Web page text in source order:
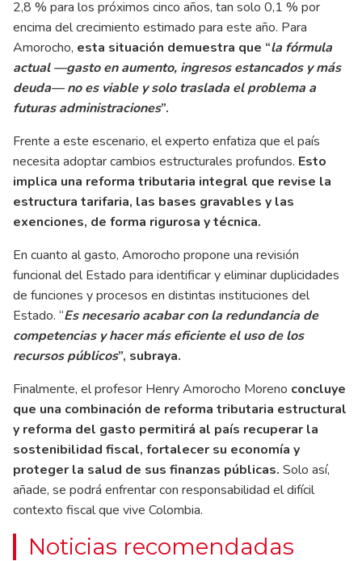
2,8 % para los próximos cinco años, tan solo 0,1 % por
encima del crecimiento estimado para este año. Para
Amorocho, esta situación demuestra que “la fórmula
actual —gasto en aumento, ingresos estancados y más
deuda— no es viable y solo traslada el problema a
futuras administraciones”.
Frente a este escenario, el experto enfatiza que el país
necesita adoptar cambios estructurales profundos. Esto
implica una reforma tributaria integral que revise la
estructura tarifaria, las bases gravables y las
exenciones, de forma rigurosa y técnica.
En cuanto al gasto, Amorocho propone una revisión
funcional del Estado para identificar y eliminar duplicidades
de funciones y procesos en distintas instituciones del
Estado. “Es necesario acabar con la redundancia de
competencias y hacer más eficiente el uso de los
recursos públicos”, subraya.
Finalmente, el profesor Henry Amorocho Moreno concluye
que una combinación de reforma tributaria estructural
y reforma del gasto permitirá al país recuperar la
sostenibilidad fiscal, fortalecer su economía y
proteger la salud de sus finanzas públicas. Solo así,
añade, se podrá enfrentar con responsabilidad el difícil
contexto fiscal que vive Colombia.
Noticias recomendadas